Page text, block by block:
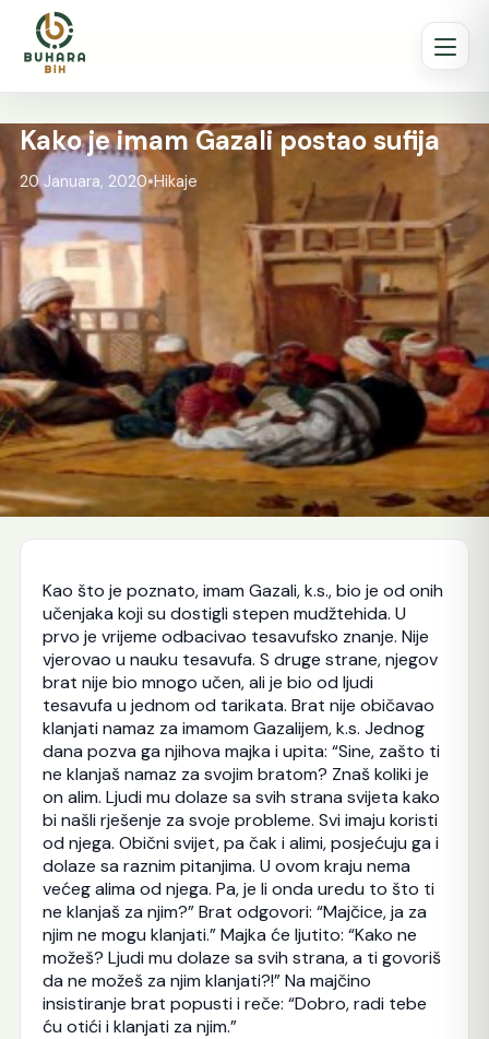
Kako je imam Gazali postao sufija
20 Januara, 2020•Hikaje
Kao što je poznato, imam Gazali, k.s., bio je od onih
učenjaka koji su dostigli stepen mudžtehida. U
prvo je vrijeme odbacivao tesavufsko znanje. Nije
vjerovao u nauku tesavufa. S druge strane, njegov
brat nije bio mnogo učen, ali je bio od ljudi
tesavufa u jednom od tarikata. Brat nije običavao
klanjati namaz za imamom Gazalijem, k.s. Jednog
dana pozva ga njihova majka i upita: “Sine, zašto ti
ne klanjaš namaz za svojim bratom? Znaš koliki je
on alim. Ljudi mu dolaze sa svih strana svijeta kako
bi našli rješenje za svoje probleme. Svi imaju koristi
od njega. Obični svijet, pa čak i alimi, posjećuju ga i
dolaze sa raznim pitanjima. U ovom kraju nema
većeg alima od njega. Pa, je li onda uredu to što ti
ne klanjaš za njim?” Brat odgovori: “Majčice, ja za
njim ne mogu klanjati.” Majka će ljutito: “Kako ne
možeš? Ljudi mu dolaze sa svih strana, a ti govoriš
da ne možeš za njim klanjati?!” Na majčino
insistiranje brat popusti i reče: “Dobro, radi tebe
ću otići i klanjati za njim.”